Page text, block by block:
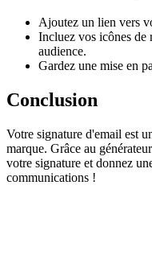
Ajoutez un lien vers
Incluez vos icônes de
audience.
Gardez une mise en
Conclusion
Votre signature d'email est
marque. Grâce au
votre signature et donnez
communications !